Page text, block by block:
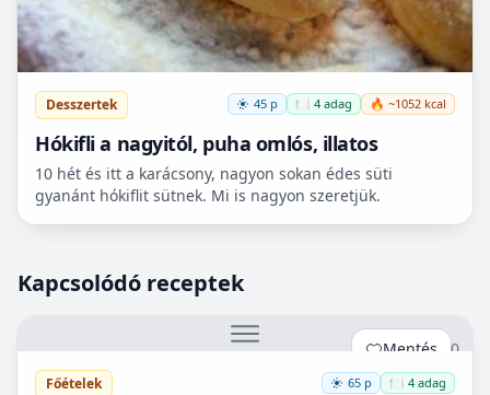
Desszertek 45 p 🍽️ 4 adag 🔥 ~1052 kcal
Hókifli a nagyitól, puha omlós, illatos
10 hét és itt a karácsony, nagyon sokan édes süti
gyanánt hókiflit sütnek. Mi is nagyon szeretjük.
Kapcsolódó receptek
Mentés 0
Főételek 65 p 🍽️ 4 adag